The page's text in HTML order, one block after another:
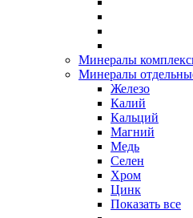
Минералы
Минералы
Железо
Калий
Кальций
Магний
Медь
Селен
Хром
Цинк
Показать все